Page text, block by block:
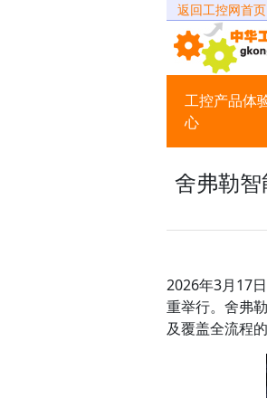
返回工控网首页
工控产品体
心
舍弗勒
2026年3月17
重举行。舍弗
及覆盖全流程